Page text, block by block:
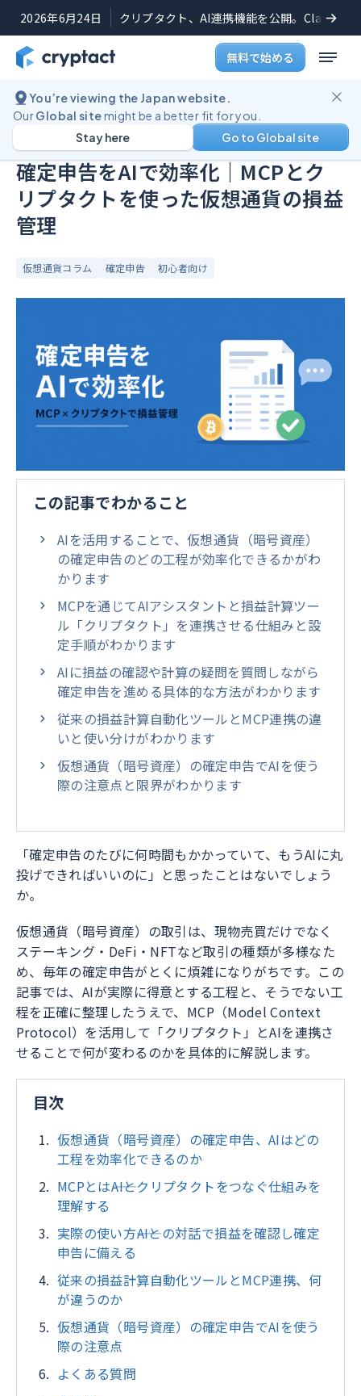
2026年6月24日 クリプタクト、AI連携機能を公開。Claude
無料で始める
You’re viewing the Japan website.
OurGlobal sitemight be a better fit for you.
Go to Global site
Stay here
ブログ
公開日:2026年7月7日(最終更新日:2026年7月16日
確定申告をAIで効率化｜MCPとク
リプタクトを使った仮想通貨の損益
管理
仮想通貨コラム 確定申告 初心者向け
この記事でわかること
AIを活用することで、仮想通貨（暗号資産）
の確定申告のどの工程が効率化できるかがわ
かります
MCPを通じてAIアシスタントと損益計算ツー
ル「クリプタクト」を連携させる仕組みと設
定手順がわかります
AIに損益の確認や計算の疑問を質問しながら
確定申告を進める具体的な方法がわかります
従来の損益計算自動化ツールとMCP連携の違
いと使い分けがわかります
仮想通貨（暗号資産）の確定申告でAIを使う
際の注意点と限界がわかります
「確定申告のたびに何時間もかかっていて、もうAIに丸
投げできればいいのに」と思ったことはないでしょう
か。
仮想通貨（暗号資産）の取引は、現物売買だけでなく
ステーキング・DeFi・NFTなど取引の種類が多様なた
め、毎年の確定申告がとくに煩雑になりがちです。この
記事では、AIが実際に得意とする工程と、そうでない工
程を正確に整理したうえで、MCP（Model Context
Protocol）を活用して「クリプタクト」とAIを連携さ
せることで何が変わるのかを具体的に解説します。
目次
仮想通貨（暗号資産）の確定申告、AIはどの
工程を効率化できるのか
MCPとは――AIとクリプタクトをつなぐ仕組みを
理解する
実際の使い方――AIとの対話で損益を確認し確定
申告に備える
従来の損益計算自動化ツールとMCP連携、何
が違うのか
仮想通貨（暗号資産）の確定申告でAIを使う
際の注意点
よくある質問